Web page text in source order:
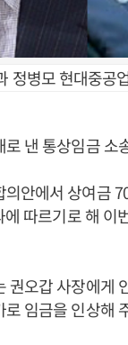
정병모 현대중공
낸 통상임금 소
안에서 상여금
따르기로 해 이
오갑 사장에게
임금을 인상해